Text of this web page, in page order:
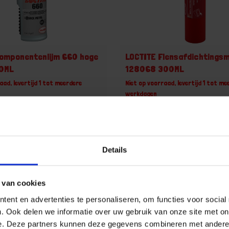
Details
van cookies
en advertenties te personaliseren, om functies voor social
Ook delen we informatie over uw gebruik van onze site met
Deze partners kunnen deze gegevens combineren met
660 hoge
levertijd 1 tot meerdere
BTW
LOCTITE
128068 300ML
Niet op voorraad, levertijd 1 tot
werkdagen
€ 199,95 incl. BTW
Bestel nu!